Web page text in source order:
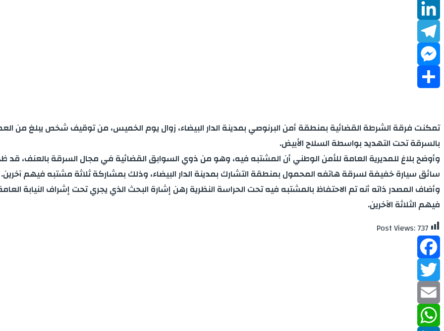
WhatsApp
LinkedIn
Telegram
Messenger
بالسرقة تحت التهديد بواسطة السلاح الأبيض.
وأوضح بلاغ للمديرية العامة للأمن الوطني أن المشتبه فيه، وهو من ذوي السوابق القضائية في مجال السرقة
سائق سيارة خفيفة لسرقة هاتفه المحمول بمنطقة التشارك بمدينة الدار البيضاء، وذلك بمشاركة ثلاثة مشتبه فيهم آخرين.
وأضاف المصدر ذاته أنه تم الاحتفاظ بالمشتبه فيه تحت الحراسة النظرية رهن إشارة البحث الذي يجري تحت إشراف النيابة
فيهم الثلاثة الآخرين.
Post Views:737
Facebook
Twitter
Email